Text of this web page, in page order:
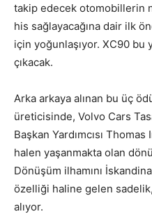
takip edecek otomobillerin
his sağlayacağına dair ilk
için yoğunlaşıyor. XC90 bu
çıkacak.
Arka arkaya alınan bu üç
üreticisinde, Volvo Cars
Başkan Yardımcısı
halen yaşanmakta olan
Dönüşüm ilhamını
özelliği haline gelen
alıyor.